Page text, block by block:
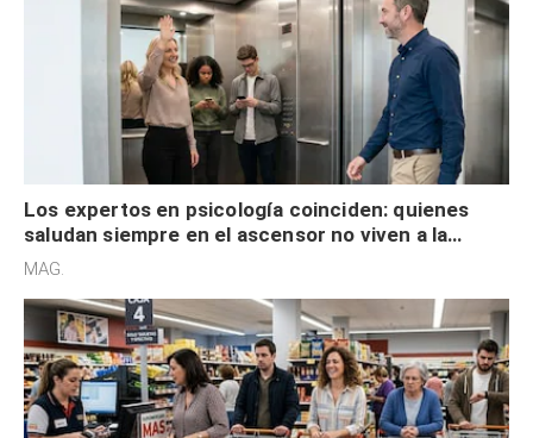
Los expertos en psicología coinciden: quienes
saludan siempre en el ascensor no viven a la
defensiva y tienen apertura social
MAG.